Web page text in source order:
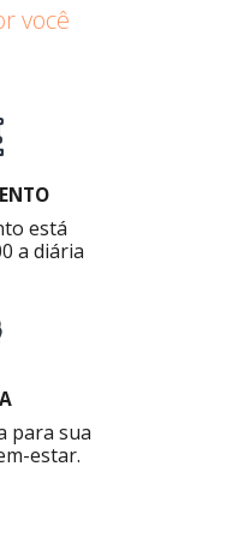
você
está
a diária
para sua
estar.